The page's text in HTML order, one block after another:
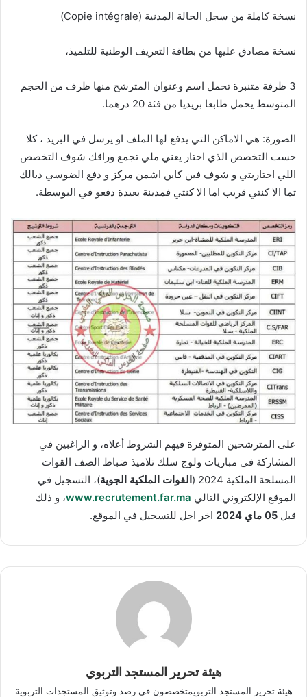
نسخة كاملة من سجل الحالة المدنية (Copie intégrale)
نسخة مصادق عليها من بطاقة التعريف الوطنية للتلميذ،
3 ظرفة متنبرة تحمل اسم وعنوان المترشح منها ظرف من الحجم
المتوسط يحمل طابعا بريديا من فئة 20 درهما.
الصورة: هي الاماكن التي يدفع لها الملف او يرسل في البريد ، كلا
حسب التخصص الذي اختار يعني ملي تجمع وراقك شوف التخصص
اللي اختاريتي و شوف فين كاين اشمن مركز و دفع الضوسي ديالك
تما الا كنتي قريب اما الا كنتي فمدينة بعيدة دفعو في البوسطة.
على المترشحين المتوفرة فيهم الشروط أعلاه، و الراغبين في
المشاركة في مباريات ولوج سلك تلاميذ ضباط الصف القوات
المسلحة الملكية 2024 (
القوات الملكية الجوية)، التسجيل في
الموقع الإلكتروني التالي www.recrutement.far.ma، و ذلك
قبل 05 ماي 2024 اخر اجل للتسجيل في الموقع.
هيئة تحرير المستجد التربوي
هيئة تحرير المستجد التربويمتخصصون في رصد وتوثيق المستجدات التربوية